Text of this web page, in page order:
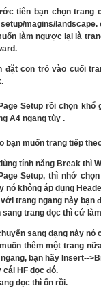
VỚI BẢO VỆ VỮNG
tiên bạn chọn trang
setup/magins/
làm ngược lại là
đặtcon trỏ vào cuối
Setup rồi chọn
A4 ngang tùy .
bạn muốn trang tiếp
tính năng Break thì
Setup, thì nhớ
nó không áp dụng
trang ngang này bạn
sang trang dọc thì cứ
sang dạng này nó
muốnthêm một trang
bạn hãy Insert--
cái HF dọc đó.
dọc thì ổn rồi.